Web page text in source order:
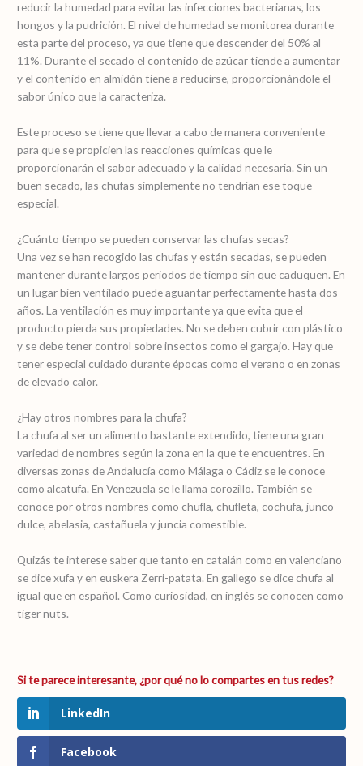
reducir la humedad para evitar las infecciones bacterianas, los
hongos y la pudrición. El nivel de humedad se monitorea durante
esta parte del proceso, ya que tiene que descender del 50% al
11%. Durante el secado el contenido de azúcar tiende a aumentar
y el contenido en almidón tiene a reducirse, proporcionándole el
sabor único que la caracteriza.
Este proceso se tiene que llevar a cabo de manera conveniente
para que se propicien las reacciones químicas que le
proporcionarán el sabor adecuado y la calidad necesaria. Sin un
buen secado, las chufas simplemente no tendrían ese toque
especial.
¿Cuánto tiempo se pueden conservar las chufas secas?
Una vez se han recogido las chufas y están secadas, se pueden
mantener durante largos periodos de tiempo sin que caduquen. En
un lugar bien ventilado puede aguantar perfectamente hasta dos
años. La ventilación es muy importante ya que evita que el
producto pierda sus propiedades. No se deben cubrir con plástico
y se debe tener control sobre insectos como el gargajo. Hay que
tener especial cuidado durante épocas como el verano o en zonas
de elevado calor.
¿Hay otros nombres para la chufa?
La chufa al ser un alimento bastante extendido, tiene una gran
variedad de nombres según la zona en la que te encuentres. En
diversas zonas de Andalucía como Málaga o Cádiz se le conoce
como alcatufa. En Venezuela se le llama corozillo. También se
conoce por otros nombres como chufla, chufleta, cochufa, junco
dulce, abelasia, castañuela y juncia comestible.
Quizás te interese saber que tanto en catalán como en valenciano
se dice xufa y en euskera Zerri-patata. En gallego se dice chufa al
igual que en español. Como curiosidad, en inglés se conocen como
tiger nuts.
LinkedIn
Facebook